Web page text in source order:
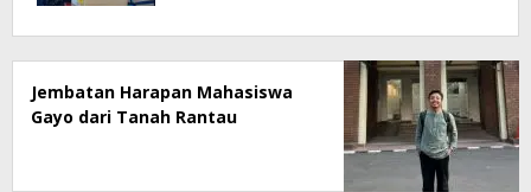
Jembatan Harapan Mahasiswa
Gayo dari Tanah Rantau